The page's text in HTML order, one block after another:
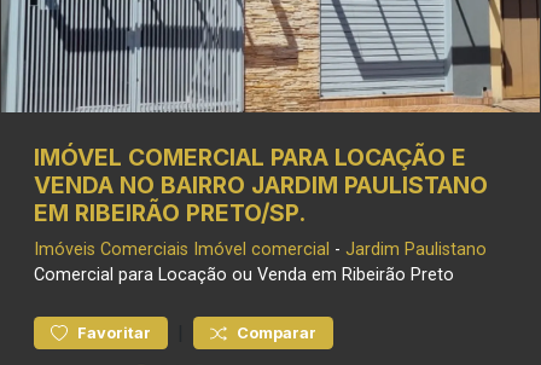
IMÓVEL COMERCIAL PARA LOCAÇÃO E
VENDA NO BAIRRO JARDIM PAULISTANO
EM RIBEIRÃO PRETO/SP.
Imóveis Comerciais Imóvel comercial - Jardim Paulistano
Comercial para Locação ou Venda em Ribeirão Preto
Favoritar Comparar